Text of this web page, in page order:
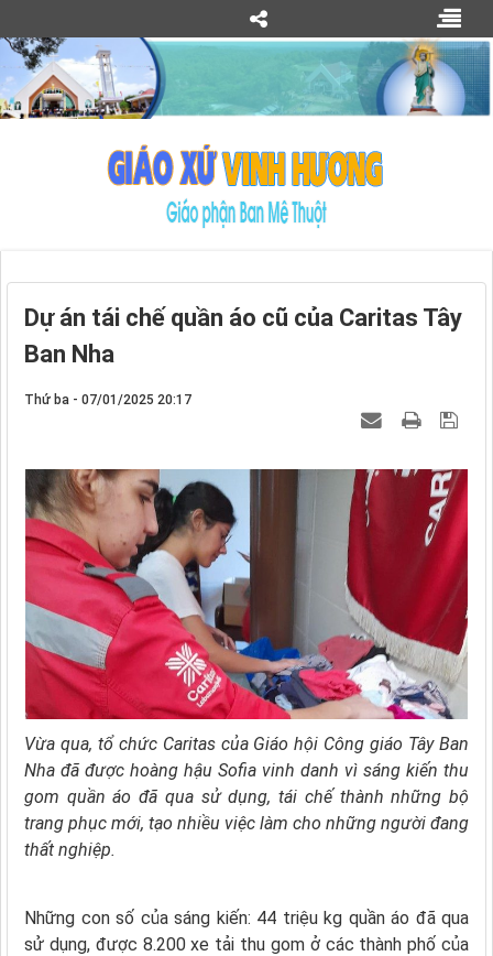
Dự án tái chế quần áo cũ của Caritas Tây
Ban Nha
Thứ ba - 07/01/2025 20:17
Vừa qua, tổ chức Caritas của Giáo hội Công giáo Tây Ban
Nha đã được hoàng hậu Sofia vinh danh vì sáng kiến thu
gom quần áo đã qua sử dụng, tái chế thành những bộ
trang phục mới, tạo nhiều việc làm cho những người đang
thất nghiệp.
Những con số của sáng kiến: 44 triệu kg quần áo đã qua
sử dụng, được 8.200 xe tải thu gom ở các thành phố của